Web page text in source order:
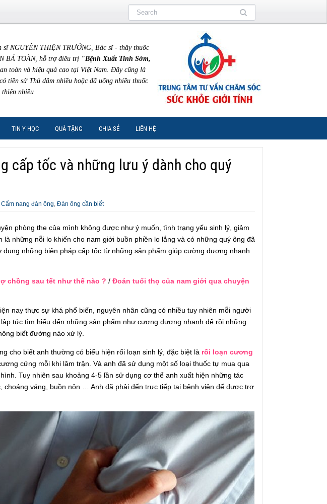
sĩ NGUYỄN THIỆN TRƯỞNG, Bác sĩ - thầy thuốc
BÁ TOÀN, hỗ trợ điều trị "Bệnh Xuất Tinh Sớm,
toàn và hiệu quả cao tại Việt Nam. Đây cũng là
tiền sử Thủ dâm nhiều hoặc đã uống nhiều thuốc
thiện nhiều
TIN Y HỌC QUÀ TẶNG CHIA SẺ LIÊN HỆ
cấp tốc và những lưu ý dành cho quý
Cẩm nang đàn ông, Đàn ông cần biết
phòng the của mình không được như ý muốn, tình trạng yếu sinh lý, giảm
là những nỗi lo khiến cho nam giới buồn phiền lo lắng và có những quý ông đã
những biện pháp cấp tốc từ những sản phẩm giúp cường dương nhanh
chồng sau tết như thế nào ? / Đoán tuổi thọ của nam giới qua chuyện
nay thực sự khá phổ biến, nguyên nhân cũng có nhiều tuy nhiên mỗi người
tức tìm hiểu đến những sản phẩm như cương dương nhanh để rồi những
biết đường nào xử lý.
cho biết anh thường có biểu hiện rối loạn sinh lý, đặc biệt là rối loạn cương
cứng mỗi khi lâm trận. Và anh đã sử dụng một số loại thuốc tự mua qua
Tuy nhiên sau khoảng 4-5 lần sử dụng cơ thể anh xuất hiện những tác
choáng váng, buồn nôn … Anh đã phải đến trực tiếp tại bệnh viện để được trợ